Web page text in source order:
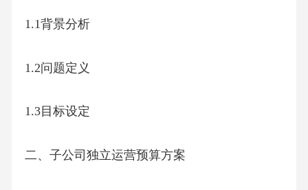
1.1背景分析
1.2问题定义
1.3目标设定
二、子公司独立运营预算方案